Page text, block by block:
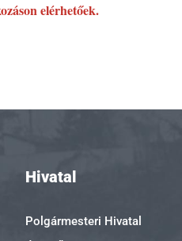
elérhetőek.
Hivatal
Polgármesteri Hivatal